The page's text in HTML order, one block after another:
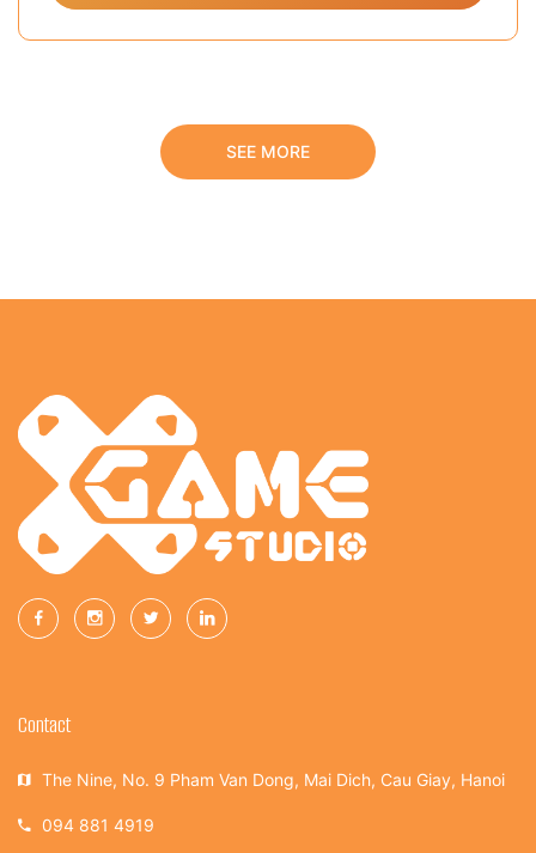
SEE MORE
Contact
The Nine, No. 9 Pham Van Dong, Mai Dich, Cau Giay, Hanoi
094 881 4919